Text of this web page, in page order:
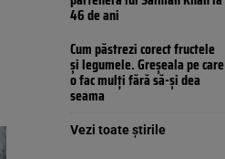
46 de ani
Cum păstrezi corect fructele
și legumele. Greșeala pe care
o fac mulți fără să-și dea
seama
Vezi toate știrile